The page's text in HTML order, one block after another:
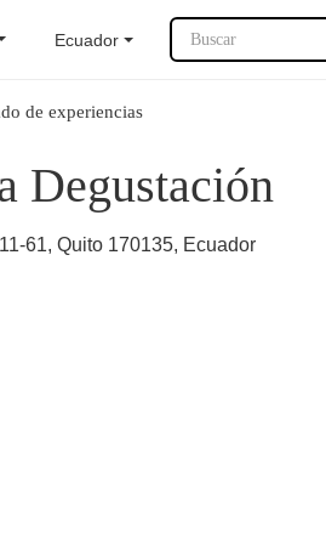
Ecuador Buscar
de experiencias
Degustación
61, Quito 170135, Ecuador